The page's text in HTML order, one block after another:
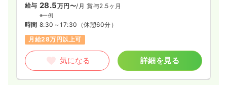
給与 28.5万円〜/月 賞与2.5ヶ月
※一例
時間 8:30～17:30 （休憩60分）
月給28万円以上可
気になる 詳細を見る